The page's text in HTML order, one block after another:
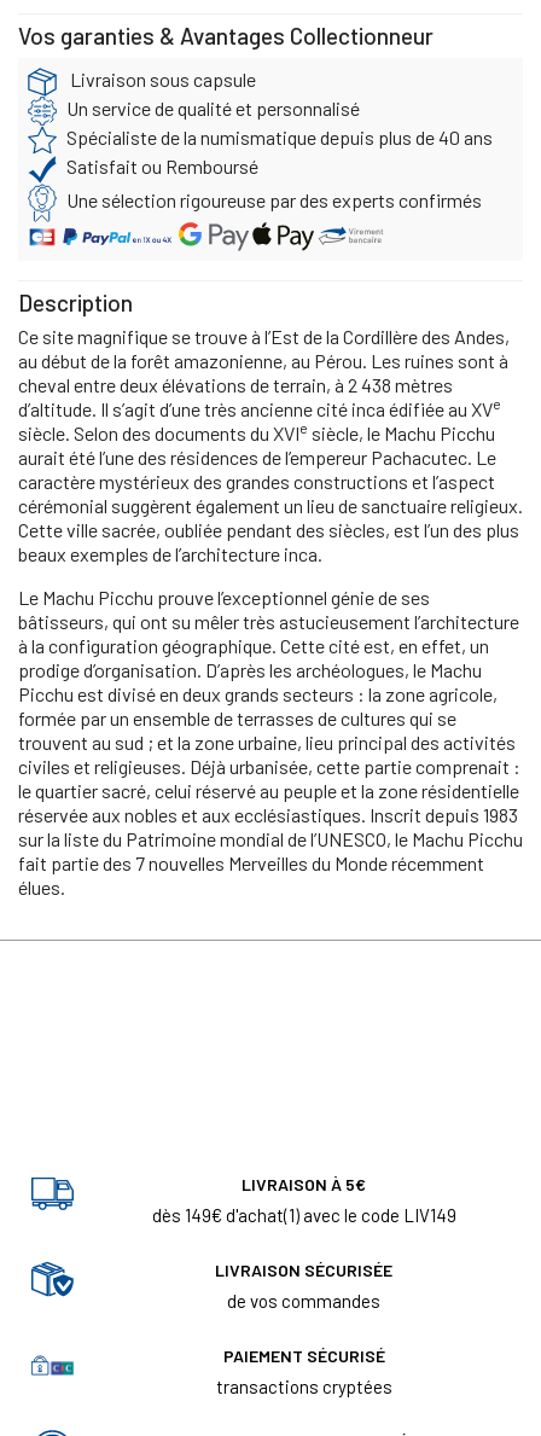
Vos garanties & Avantages Collectionneur
Livraison sous capsule
Un service de qualité et personnalisé
Spécialiste de la numismatique depuis plus de 40 ans
Satisfait ou Remboursé
Une sélection rigoureuse par des experts confirmés
Description
Ce site magnifique se trouve à l’Est de la Cordillère des Andes,
au début de la forêt amazonienne, au Pérou. Les ruines sont à
cheval entre deux élévations de terrain, à 2 438 mètres
d’altitude. Il s’agit d’une très ancienne cité inca édifiée au XVe
siècle. Selon des documents du XVIe siècle, le Machu Picchu
aurait été l’une des résidences de l’empereur Pachacutec. Le
caractère mystérieux des grandes constructions et l’aspect
cérémonial suggèrent également un lieu de sanctuaire religieux.
Cette ville sacrée, oubliée pendant des siècles, est l’un des plus
beaux exemples de l’architecture inca.
Le Machu Picchu prouve l’exceptionnel génie de ses
bâtisseurs, qui ont su mêler très astucieusement l’architecture
à la configuration géographique. Cette cité est, en effet, un
prodige d’organisation. D’après les archéologues, le Machu
Picchu est divisé en deux grands secteurs : la zone agricole,
formée par un ensemble de terrasses de cultures qui se
trouvent au sud ; et la zone urbaine, lieu principal des activités
civiles et religieuses. Déjà urbanisée, cette partie comprenait :
le quartier sacré, celui réservé au peuple et la zone résidentielle
réservée aux nobles et aux ecclésiastiques. Inscrit depuis 1983
sur la liste du Patrimoine mondial de l’UNESCO, le Machu Picchu
fait partie des 7 nouvelles Merveilles du Monde récemment
élues.
LIVRAISON À 5€
dès 149€ d'achat(1) avec le code LIV149
LIVRAISON SÉCURISÉE
de vos commandes
PAIEMENT SÉCURISÉ
transactions cryptées